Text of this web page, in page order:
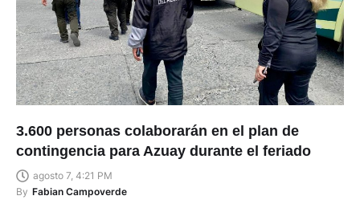
3.600 personas colaborarán en el plan de
contingencia para Azuay durante el feriado
agosto 7, 4:21 PM
By Fabian Campoverde